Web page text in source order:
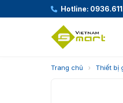
Hotline:
Trang chủ › Thiết bị